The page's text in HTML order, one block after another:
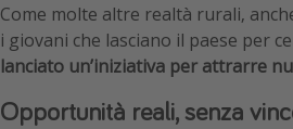
Come molte altre realtà rurali,
i giovani che lasciano il paese per
lanciato un’iniziativa per attrarre
Opportunità reali, senza